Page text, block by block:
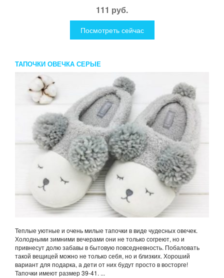
111 руб.
Посмотреть сейчас
ТАПОЧКИ ОВЕЧКА СЕРЫЕ
Теплые уютные и очень милые тапочки в виде чудесных овечек.
Холодными зимними вечерами они не только согреют, но и
привнесут долю забавы в бытовую повседневность. Побаловать
такой вещицей можно не только себя, но и близких. Хороший
вариант для подарка, а дети от них будут просто в восторге!
Тапочки имеют размер 39-41. ...